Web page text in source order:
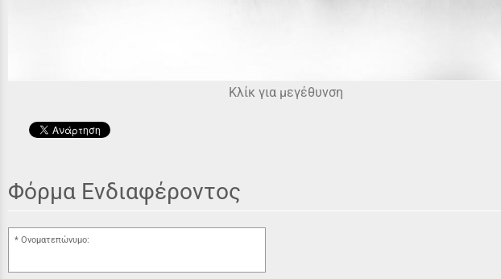
Κλίκ για μεγέθυνση
Φόρμα Ενδιαφέροντος
Ονοματεπώνυμο: